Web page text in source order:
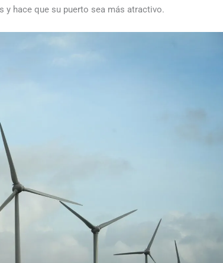
y hace que su puerto sea más atractivo.